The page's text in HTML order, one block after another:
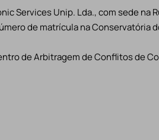
Services Unip. Lda., com sede na
de matrícula na
de Arbitragem de Conflitos de